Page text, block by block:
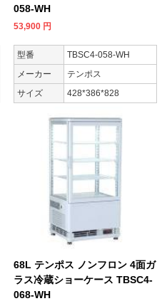
058-WH
53,900 円
型番
TBSC4-058-WH
メーカー
テンポス
サイズ
428*386*828
68L テンポス ノンフロン 4面ガ
ラス冷蔵ショーケース TBSC4-
068-WH